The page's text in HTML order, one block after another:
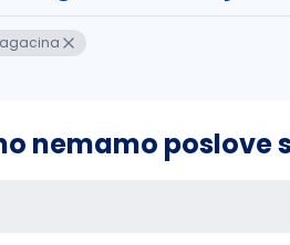
nemamo poslove